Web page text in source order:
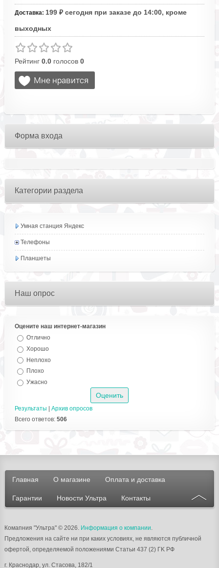
Доставка: 199 ₽ сегодня при заказе до 14:00, кроме
выходных
Рейтинг 0.0голосов 0
Форма входа
Категории раздела
Умная станция Яндекс
Телефоны
Планшеты
Наш опрос
Оцените наш интернет-магазин
Отлично
Хорошо
Неплохо
Плохо
Ужасно
Результаты
Архив опросов
Всего ответов: 506
Главная О магазине Оплата и доставка
Гарантии Новости Ультра Контакты
Комапния "Ультра"© 2026. Информация о компании.
Предложения на сайте ни при каких условиях, не являются публичной
офертой, определяемой положениями Статьи 437 (2) ГK РФ
г. Краснодар, ул. Стасова, 182/1